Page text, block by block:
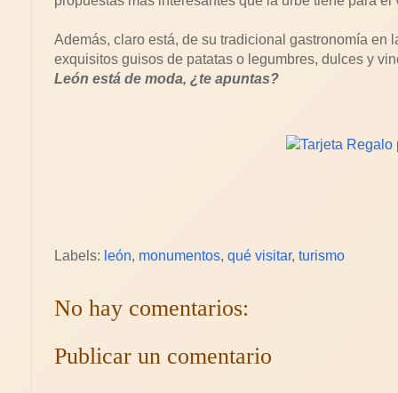
Además, claro está, de su tradicional gastronomía en
exquisitos guisos de patatas o legumbres, dulces y
León está de moda, ¿te apuntas?
Labels: león, monumentos, qué visitar, turismo
No hay comentarios:
Publicar un comentario